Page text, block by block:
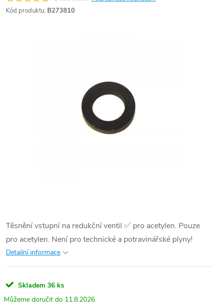
Kód produktu: B273810
Těsnění vstupní na redukční ventil ✅ pro acetylen. Pouze
pro acetylen. Není pro technické a potravinářské plyny!
Detailní informace
Skladem 36 ks
11.8.2026